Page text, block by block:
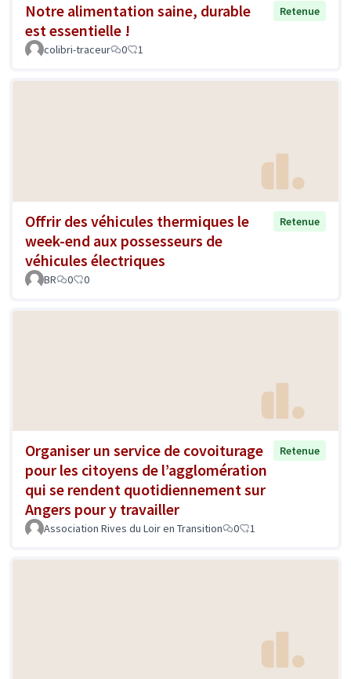
Notre alimentation saine, durable
est essentielle !
Retenue
colibri-traceur 0 1
Offrir des véhicules thermiques le
week-end aux possesseurs de
véhicules électriques
Retenue
BR 0 0
Organiser un service de covoiturage
pour les citoyens de l’agglomération
qui se rendent quotidiennement sur
Angers pour y travailler
Retenue
Association Rives du Loir en Transition 0 1